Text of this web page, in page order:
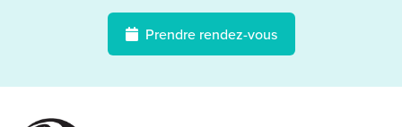
Prendre rendez-vous